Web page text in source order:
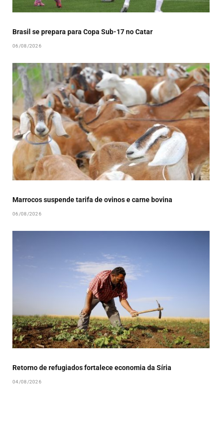
Brasil se prepara para Copa Sub-17 no Catar
06/08/2026
Marrocos suspende tarifa de ovinos e carne bovina
06/08/2026
Retorno de refugiados fortalece economia da Síria
04/08/2026